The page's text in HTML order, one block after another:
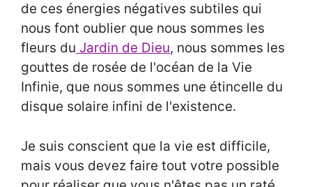
de ces énergies négatives subtiles qui
nous font oublier que nous sommes les
fleurs du Jardin de Dieu, nous sommes les
gouttes de rosée de l'océan de la Vie
Infinie, que nous sommes une étincelle du
disque solaire infini de l'existence.
Je suis conscient que la vie est difficile,
mais vous devez faire tout votre possible